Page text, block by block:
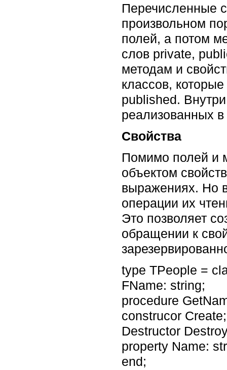
Перечисленные
произвольном
полей, а потом
слов private,
методам и
классов,
published.
реализованных
Свойства
Помимо полей и
объектом
выражениях. Но
операции их
Это позволяет
обращении к
type TPeople =
FName: string;
procedure
construcor Create;
Destructor
property Name:
end;